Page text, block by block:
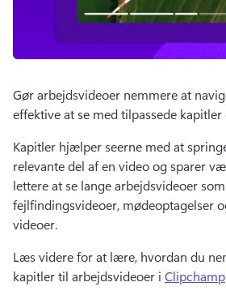
Gør arbejdsvideoer nemmere at
effektive at se med tilpassede
Kapitler hjælper seerne med at
relevante del af en video og sparer
lettere at se lange arbejdsvideoer
fejlfindingsvideoer, mødeoptagelser
videoer.
Læs videre for at lære, hvordan du
kapitler til arbejdsvideoer i Clipchamp